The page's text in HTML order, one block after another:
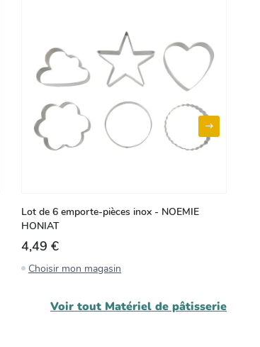
Lot de 6 emporte-pièces inox - NOEMIE
HONIAT
4,49 €
Choisir mon magasin
Voir tout Matériel de pâtisserie